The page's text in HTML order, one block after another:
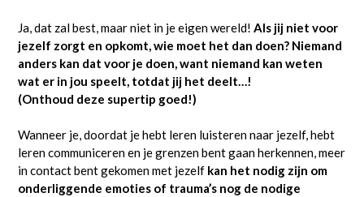
Ja, dat zal best, maar niet in je eigen wereld! Als jij niet voor
jezelf zorgt en opkomt, wie moet het dan doen? Niemand
anders kan dat voor je doen, want niemand kan weten
wat er in jou speelt, totdat jij het deelt…!
(Onthoud deze supertip goed!)
Wanneer je, doordat je hebt leren luisteren naar jezelf, hebt
leren communiceren en je grenzen bent gaan herkennen, meer
in contact bent gekomen met jezelf kan het nodig zijn om
onderliggende emoties of trauma’s nog de nodige